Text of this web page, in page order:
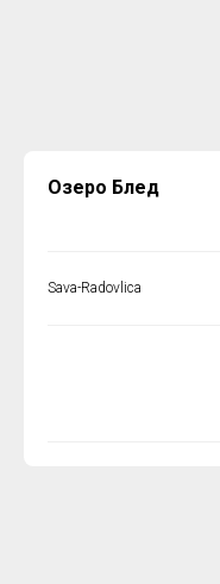
Озеро Блед
Sava-Radovlica